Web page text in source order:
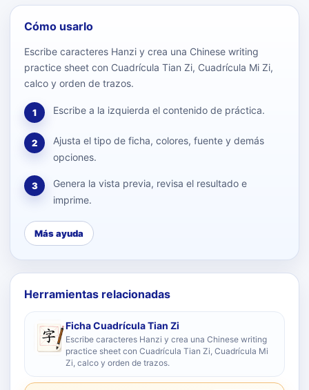
Cómo usarlo
Escribe caracteres Hanzi y crea una Chinese writing
practice sheet con Cuadrícula Tian Zi, Cuadrícula Mi Zi,
calco y orden de trazos.
1 Escribe a la izquierda el contenido de práctica.
2
Ajusta el tipo de ficha, colores, fuente y demás
opciones.
3
Genera la vista previa, revisa el resultado e
imprime.
Más ayuda
Herramientas relacionadas
Ficha Cuadrícula Tian Zi
Escribe caracteres Hanzi y crea una Chinese writing
practice sheet con Cuadrícula Tian Zi, Cuadrícula Mi
Zi, calco y orden de trazos.